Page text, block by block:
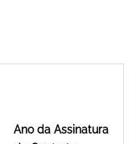
Ano da Assinatura